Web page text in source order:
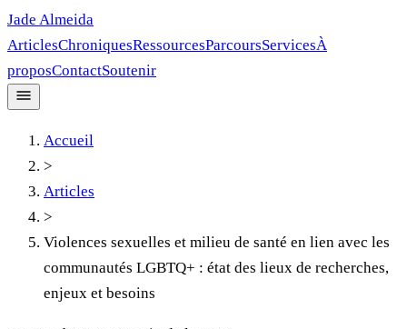
Jade Almeida
ArticlesChroniquesRessourcesParcoursServicesÀ
proposContactSoutenir
Accueil
>
Articles
>
Violences sexuelles et milieu de santé en lien avec les
communautés LGBTQ+ : état des lieux de recherches,
enjeux et besoins